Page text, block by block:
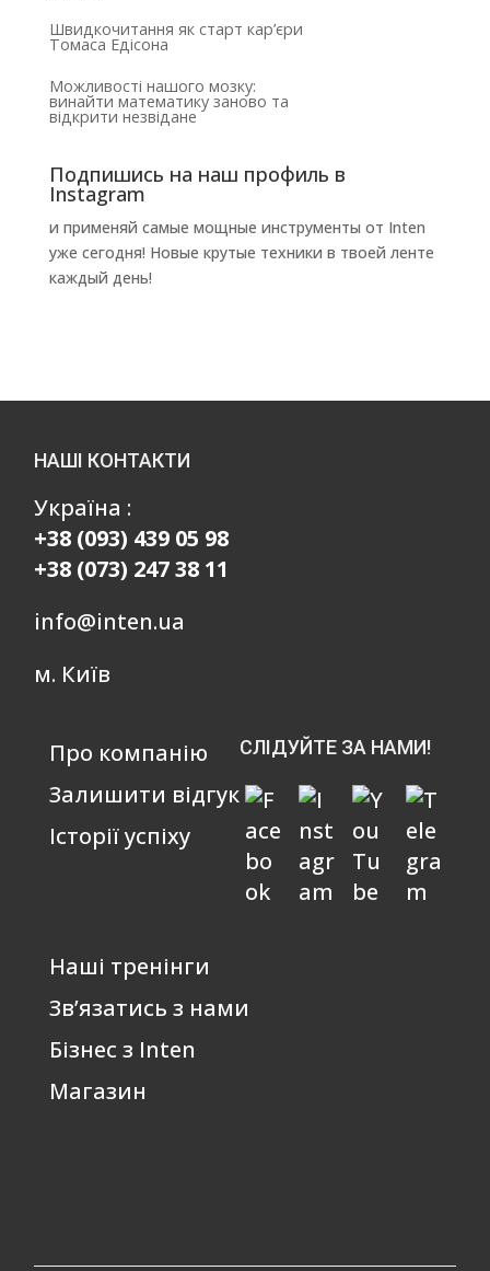
Швидкочитання як старт кар’єри
Томаса Едісона
Можливості нашого мозку:
винайти математику заново та
відкрити незвідане
Подпишись на наш профиль в
Instagram
и применяй самые мощные инструменты от Inten
уже сегодня! Новые крутые техники в твоей ленте
каждый день!
НАШІ КОНТАКТИ
Україна :
+38 (093) 439 05 98
+38 (073) 247 38 11
info@inten.ua
м. Київ
Про компанію
Залишити відгук
Історії успіху
СЛІДУЙТЕ ЗА НАМИ!
Наші тренінги
Зв’язатись з нами
Бізнес з Inten
Магазин